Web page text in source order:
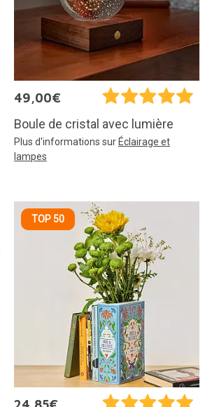
49,00€
Boule de cristal avec lumière
Plus d'informations sur Éclairage et
lampes
TOP 50